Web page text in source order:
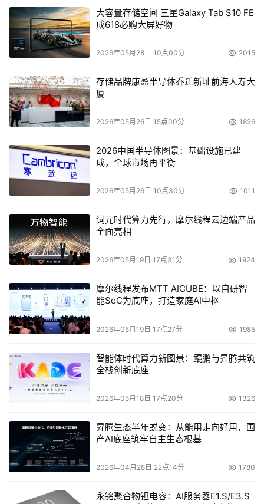
影标准的DCI色域，让你轻松拥有专业级影院的震撼观
影体验。
爱普生高清高亮客厅影院
当你来到位于展台另一侧的体验区中，便可看到爱
院方案，为观众呈现出明亮华丽的动态影像，让参观者
仿佛驱车前往美丽的郊外，感受如画般的绿色美景。爱
普生CH-TW6700W采用3LCD技术，拥有3000流明色彩
丽的画面。
大容量存储空间 三星Galaxy Tab S10 FE
成618必购大屏好物
2026年05月28日 10点00分 2015
存储品牌康盈半导体乔迁新址前海人寿大
厦
2026年05月26日 15点00分 1826
2026中国半导体图景：基础设施已建
成，全球市场再平衡
2026年05月26日 10点30分 1011
词元时代算力先行，摩尔线程云边端产品
全面亮相
2026年05月19日 17点31分 1924
摩尔线程发布MTT AICUBE：以自研智
能SoC为底座，打造家庭AI中枢
2026年05月19日 17点27分 1985
智能体时代算力新图景：鲲鹏与昇腾共筑
全栈创新底座
2026年05月18日 17点20分 1326
昇腾生态半年蜕变：从能用走向好用，国
产AI底座筑牢自主生态根基
2026年04月28日 22点14分 1780
永铭聚合物钽电容：AI服务器E1.S/E3.S